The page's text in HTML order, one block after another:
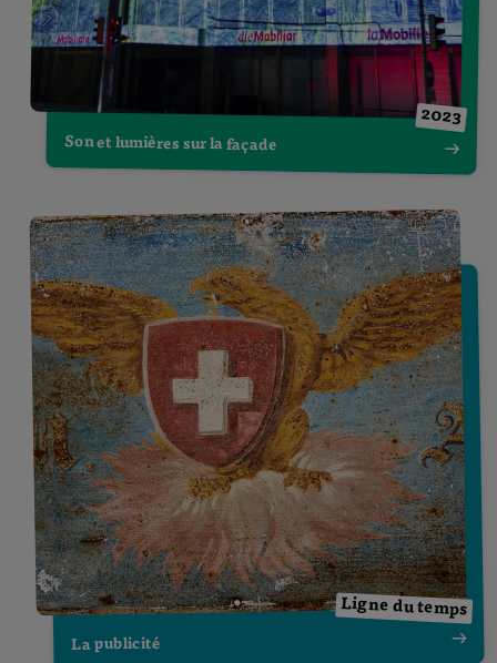
Son et lumières sur la façade
2023
La publicité
Ligne du temps